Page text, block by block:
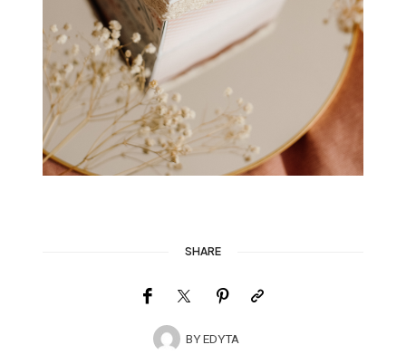
SHARE
BYEDYTA